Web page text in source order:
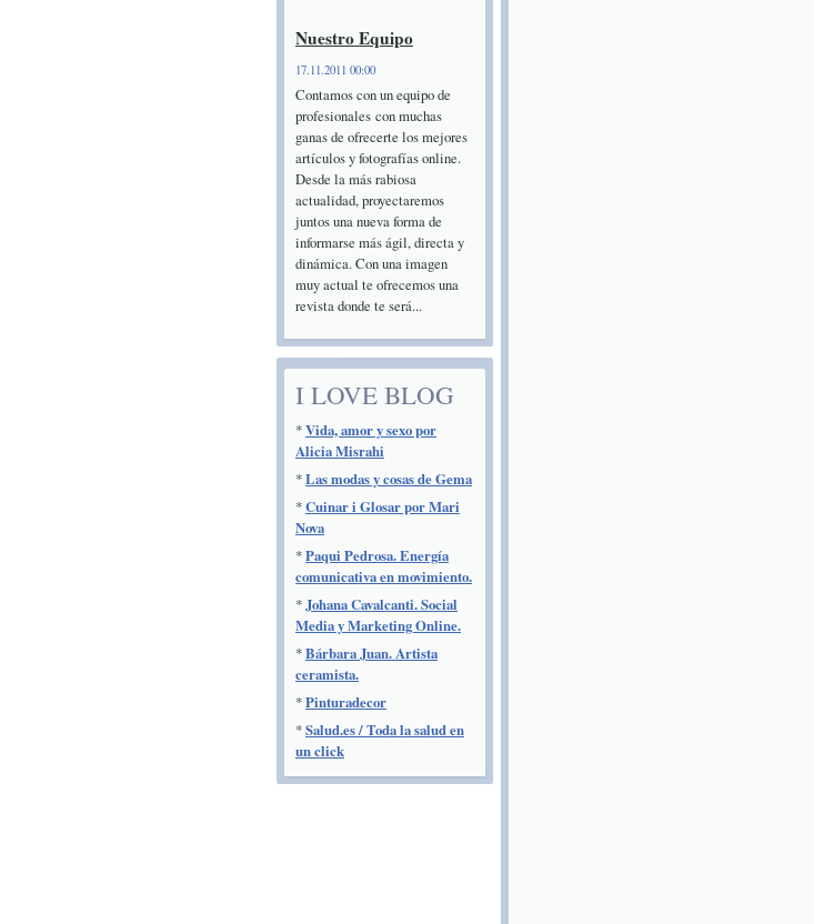
Nuestro Equipo
17.11.2011 00:00
Contamos con un equipo de
profesionales con muchas
ganas de ofrecerte los mejores
artículos y fotografías online.
Desde la más rabiosa
actualidad, proyectaremos
juntos una nueva forma de
informarse más ágil, directa y
dinámica. Con una imagen
muy actual te ofrecemos una
revista donde te será...
I LOVE BLOG
*Vida, amor y sexo por
Alicia Misrahi
*Las modas y cosas de Gema
*Cuinar i Glosar por Mari
Nova
*Paqui Pedrosa. Energía
comunicativa en movimiento.
*Johana Cavalcanti. Social
Media y Marketing Online.
*Bárbara Juan. Artista
ceramista.
*Pinturadecor
*Salud.es / Toda la salud en
un click